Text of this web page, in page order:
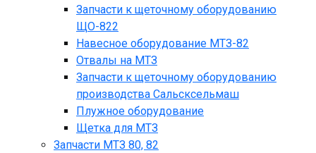
Запчасти к щеточному оборудованию
ЩО-822
Навесное оборудование МТЗ-82
Отвалы на МТЗ
Запчасти к щеточному оборудованию
производства Сальсксельмаш
Плужное оборудование
Щетка для МТЗ
Запчасти МТЗ 80, 82